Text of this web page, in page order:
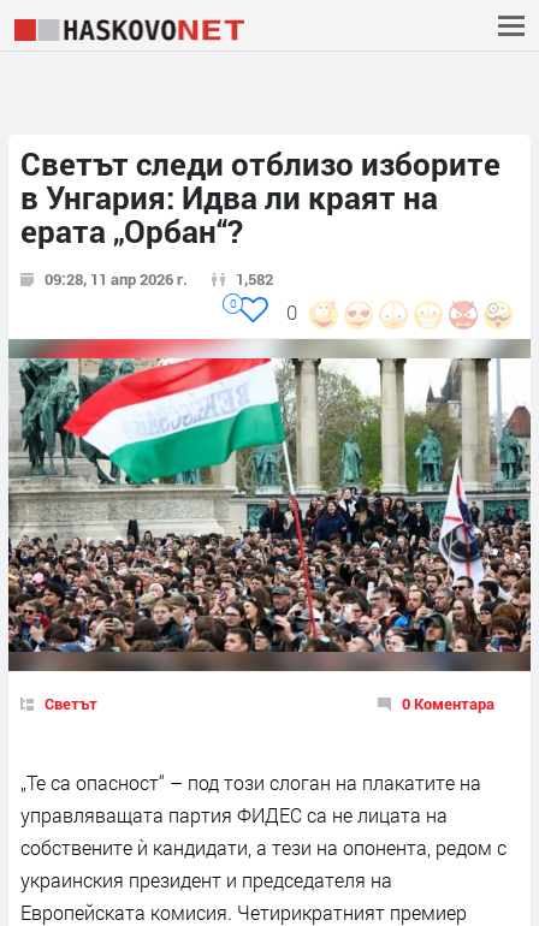
Светът следи отблизо изборите
в Унгария: Идва ли краят на
ерата „Орбан“?
09:28, 11 апр 2026 г. 1,582
0
0
Светът 0 Коментара
„Те са опасност“ – под този слоган на плакатите на
управляващата партия ФИДЕС са не лицата на
собствените ѝ кандидати, а тези на опонента, редом с
украинския президент и председателя на
Европейската комисия. Четирикратният премиер